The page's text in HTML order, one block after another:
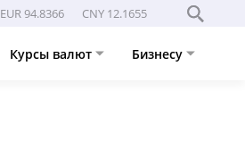
EUR 94.8366 CNY 12.1655
Курсы валют Бизнесу